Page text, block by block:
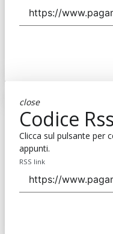
close
Codice Rss
Clicca sul pulsante per
appunti.
RSS link